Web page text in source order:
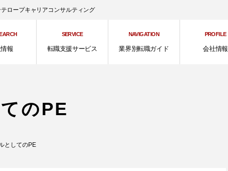
ロープキャリアコンサルティング
報
SERVICE
転職支援サービス
NAVIGATION
業界別転職ガイド
PROFILE
会社情報
のPE
としてのPE